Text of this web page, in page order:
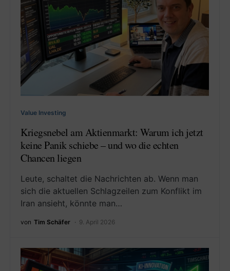
Value Investing
Kriegsnebel am Aktienmarkt: Warum ich jetzt
keine Panik schiebe – und wo die echten
Chancen liegen
Leute, schaltet die Nachrichten ab. Wenn man
sich die aktuellen Schlagzeilen zum Konflikt im
Iran ansieht, könnte man…
von Tim Schäfer 9. April 2026